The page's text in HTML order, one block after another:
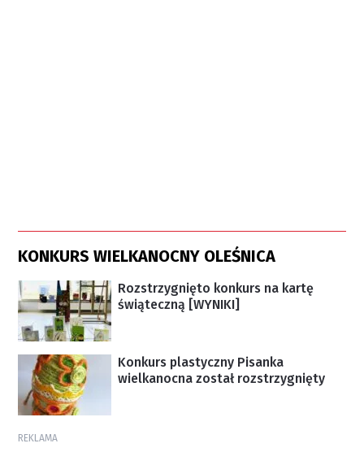
KONKURS WIELKANOCNY OLEŚNICA
Rozstrzygnięto konkurs na kartę
świąteczną [WYNIKI]
Konkurs plastyczny Pisanka
wielkanocna został rozstrzygnięty
REKLAMA